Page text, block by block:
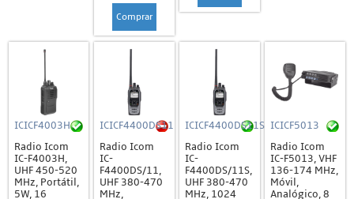
Comprar
ICICF4003H
Radio Icom
IC-F4003H,
UHF 450-520
MHz, Portátil,
5W, 16
ICICF4400DS11
Radio Icom
IC-
F4400DS/11,
UHF 380-470
MHz,
ICICF4400DS11S
Radio Icom
IC-
F4400DS/11S,
UHF 380-470
MHz, 1024
ICICF5013
Radio Icom
IC-F5013, VHF
136-174 MHz,
Móvil,
Analógico, 8